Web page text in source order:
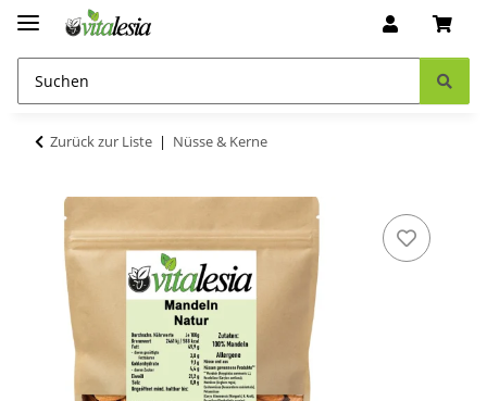
Zurück zur Liste Nüsse & Kerne